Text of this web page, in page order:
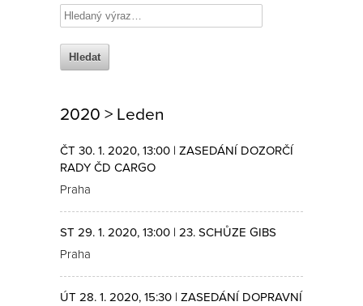
2020 > Leden
ČT 30. 1. 2020, 13:00 | ZASEDÁNÍ DOZORČÍ
RADY ČD CARGO
Praha
ST 29. 1. 2020, 13:00 | 23. SCHŮZE GIBS
Praha
ÚT 28. 1. 2020, 15:30 | ZASEDÁNÍ DOPRAVNÍ